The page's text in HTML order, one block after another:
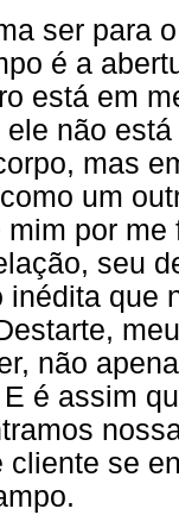
ser para
é a
está em
não
mas
um
por
seu
inédita que
não
é assim
cliente se